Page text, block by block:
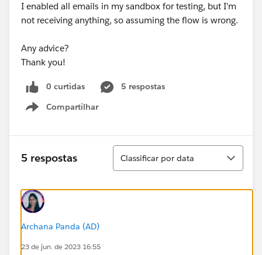
I enabled all emails in my sandbox for testing, but I'm
not receiving anything, so assuming the flow is wrong.
Any advice?
Thank you!
0 curtidas
5 respostas
Compartilhar
Show menu
5 respostas
Classificar
Classificar por data
Archana Panda (AD)
23 de jun. de 2023 16:55